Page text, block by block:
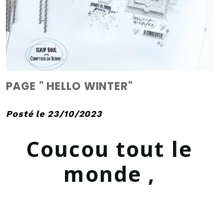
PAGE " HELLO WINTER"
Posté le 23/10/2023
Coucou tout le
monde ,